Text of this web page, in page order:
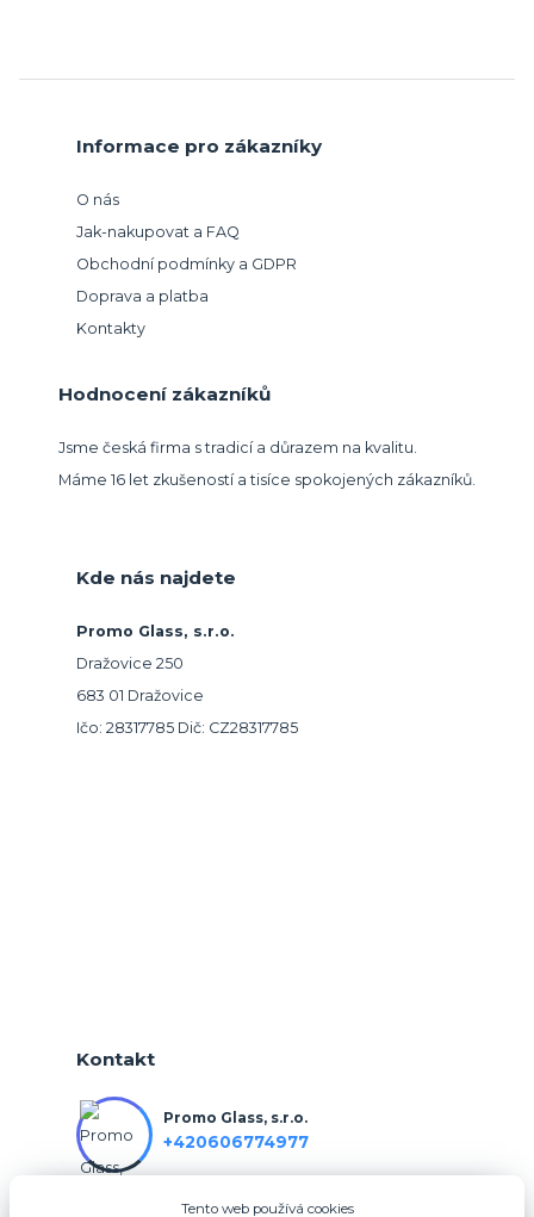
Informace pro zákazníky
O nás
Jak-nakupovat a FAQ
Obchodní podmínky a GDPR
Doprava a platba
Kontakty
Hodnocení zákazníků
Jsme česká firma s tradicí a důrazem na kvalitu.
Máme 16 let zkušeností a tisíce spokojených zákazníků.
Kde nás najdete
Promo Glass, s.r.o.
Dražovice 250
683 01 Dražovice
Ičo: 28317785 Dič: CZ28317785
Kontakt
Promo Glass, s.r.o.
+420606774977
Tento web používá cookies